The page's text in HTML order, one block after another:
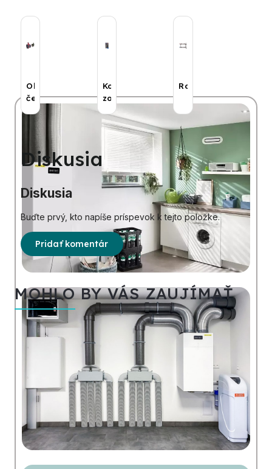
Obehové
čerpadlá
Kotlové
zostavy
Rozdeľovače
Diskusia
Diskusia
Buďte prvý, kto napíše príspevok k tejto položke.
Pridať komentár
MOHLO BY VÁS ZAUJÍMAŤ